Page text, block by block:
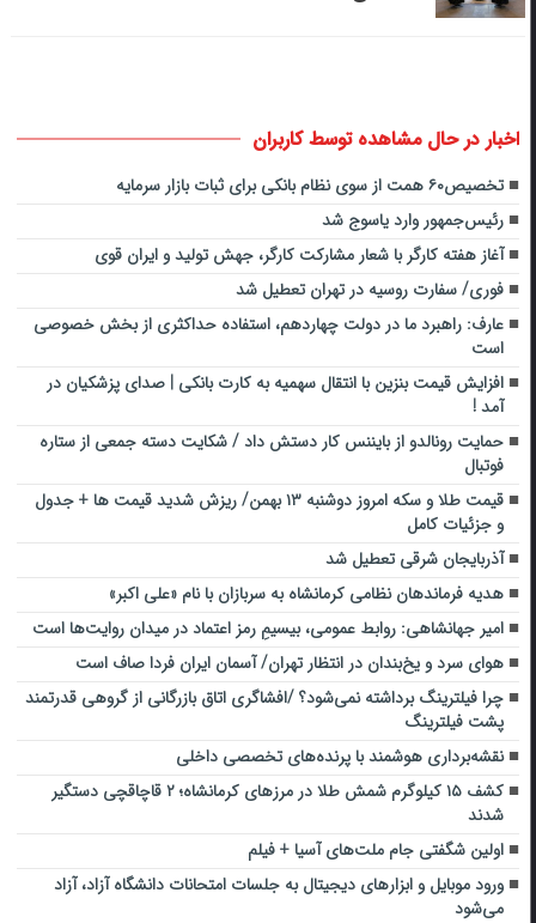
اخبار در حال مشاهده توسط کاربران
تخصیص۶۰ همت از سوی نظام بانکی برای ثبات بازار سرمایه
رئیس‌جمهور وارد یاسوج شد
آغاز هفته کارگر با شعار مشارکت کارگر، جهش تولید و ایران قوی
فوری/ سفارت روسیه در تهران تعطیل شد
عارف: راهبرد ما در دولت چهاردهم، استفاده حداکثری از بخش خصوصی
است
افزایش قیمت بنزین با انتقال سهمیه به کارت بانکی | صدای پزشکیان در
آمد !
حمایت رونالدو از بایننس کار دستش داد / شکایت دسته جمعی از ستاره
فوتبال
قیمت طلا و سکه امروز دوشنبه ۱۳ بهمن/ ریزش شدید قیمت ها + جدول
و جزئیات کامل
آذربایجان‌ شرقی تعطیل شد
هدیه فرماندهان نظامی کرمانشاه به سربازان با نام «علی اکبر»
امیر جهانشاهی: روابط عمومی، بیسیمِ رمز اعتماد در میدان روایت‌ها است
هوای سرد و یخ‌بندان در انتظار تهران/ آسمان ایران فردا صاف است
چرا فیلترینگ برداشته نمی‌شود؟ /افشاگری اتاق بازرگانی از گروهی قدرتمند
پشت فیلترینگ
نقشه‌برداری هوشمند با پرنده‌های تخصصی داخلی
کشف ۱۵ کیلوگرم شمش طلا در مرزهای کرمانشاه؛ ۲ قاچاقچی دستگیر
شدند
اولین شگفتی جام ملت‌های آسیا + فیلم
ورود موبایل و ابزارهای دیجیتال به جلسات امتحانات دانشگاه آزاد، آزاد
می‌شود